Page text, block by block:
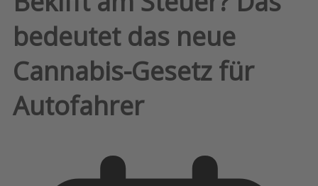
bedeutet das neue
Cannabis-Gesetz für
Autofahrer